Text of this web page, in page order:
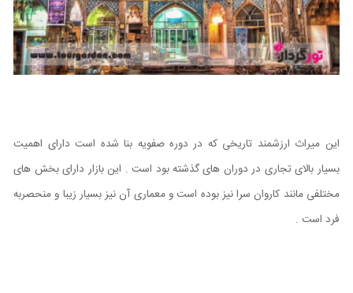
این میراث ارزشمند تاریخی که در دوره صفویه بنا شده است دارای اهمیت
بسیار بالای تجاری در دوران های گذشته بود است . این بازار دارای بخش های
مختلفی مانند کاروان سرا نیز بوده است و معماری آن نیز بسیار زیبا و منحصربه
فرد است .